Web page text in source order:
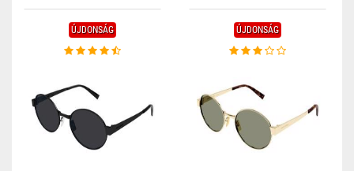
ÚJDONSÁG ÚJDONSÁG